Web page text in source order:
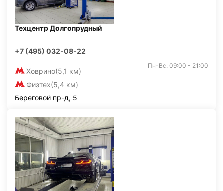
Техцентр Долгопрудный
+7 (495) 032-08-22
Ховрино(5,1 км)
Физтех(5,4 км)
Пн-Вс: 09:00 - 21:00
Береговой пр-д, 5